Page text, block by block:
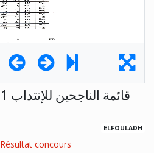
ELFOULADH
Résultat concours